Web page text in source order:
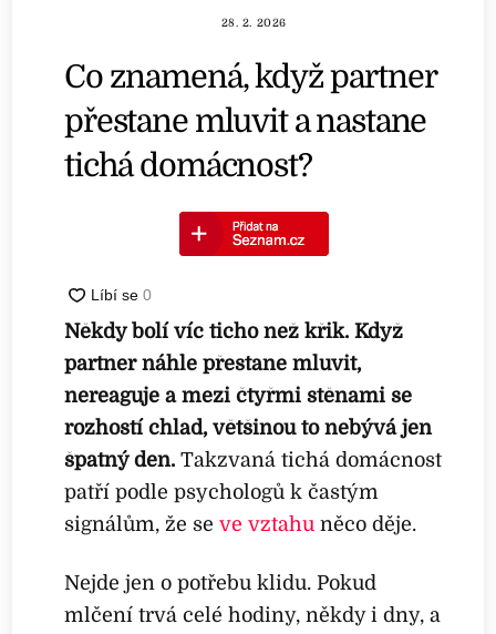
28. 2. 2026
Co znamená, když partner
přestane mluvit a nastane
tichá domácnost?
Někdy bolí víc ticho než křik. Když
partner náhle přestane mluvit,
nereaguje a mezi čtyřmi stěnami se
rozhostí chlad, většinou to nebývá jen
špatný den. Takzvaná tichá domácnost
patří podle psychologů k častým
signálům, že seve vztahu něco děje.
Nejde jen o potřebu klidu. Pokud
mlčení trvá celé hodiny, někdy i dny, a